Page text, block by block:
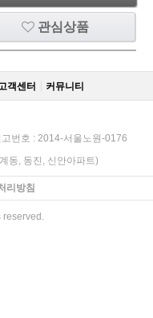
관심상품
객센터 커뮤니티
번호 : 2014-서울노원-0176
동, 동진, 신안아파트)
리방침